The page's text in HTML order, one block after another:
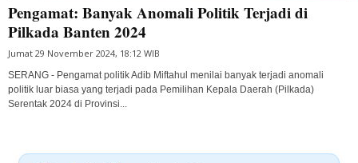
Pengamat: Banyak Anomali Politik Terjadi di
Pilkada Banten 2024
Jumat 29 November 2024, 18:12 WIB
SERANG - Pengamat politik Adib Miftahul menilai banyak terjadi anomali
politik luar biasa yang terjadi pada Pemilihan Kepala Daerah (Pilkada)
Serentak 2024 di Provinsi...